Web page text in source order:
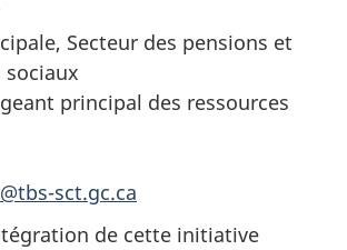
Secteur des pensions et
sociaux
principal des ressources
sct.gc.ca
de cette initiative